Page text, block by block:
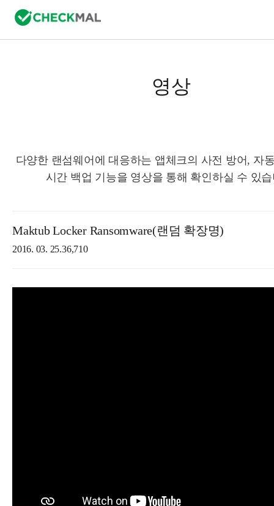
영상
다양한 랜섬웨어에 대응하는 앱체크의 사전 방어, 자
시간 백업 기능을 영상을 통해 확인하실 수 있
Maktub Locker Ransomware(랜덤 확장명)
2016. 03. 25.36,710